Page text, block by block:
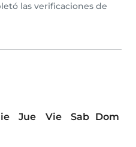
las verificaciones de
Jue Vie Sab
Dom